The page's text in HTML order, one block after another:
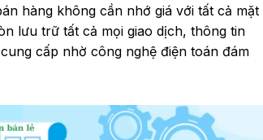
hàng không cần nhớ giá với tất cả mặt
lưu trữ tất cả mọi giao dịch, thông tin
cấp nhờ công nghệ điện toán đám